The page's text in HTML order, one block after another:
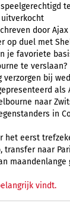
door Ajax
op duel met
je favoriete
te verslaan?
bij
als
naar
in
het eerst
transfer naar
maandenlange
vindt.